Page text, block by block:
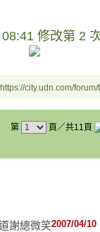
修改第 2
city.udn.com/
第 頁／共11頁
謝總微笑2007/04/10